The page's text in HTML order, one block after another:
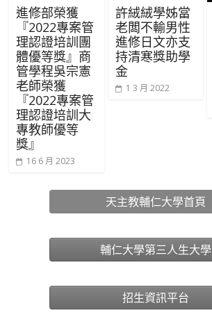
進修部榮獲
『2022專案管
理認證培訓團
體優等獎』商
管學程吳宗憲
老師榮獲
『2022專案管
理認證培訓大
專教師優等
獎』
16 6 月 2023
許絨絨學姊當
老闆不輸男性
進修日文亦支
持清寒獎助學
金
1 3 月 2022
天主教輔仁大學首頁
輔仁大學第三人生大學
招生資訊平台